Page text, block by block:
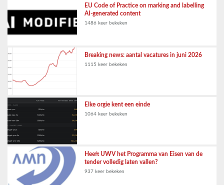
EU Code of Practice on marking and labelling
AI-generated content
1486 keer bekeken
Breaking news: aantal vacatures in juni 2026
1115 keer bekeken
Elke orgie kent een einde
1064 keer bekeken
Heeft UWV het Programma van Eisen van de
tender volledig laten vallen?
937 keer bekeken